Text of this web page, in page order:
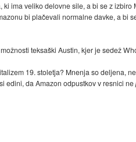
ima veliko delovne sile, a bi se z
bi plačevali normalne davke, a bi
teksaški Austin, kjer je sedež
19. stoletja? Mnenja so deljena,
edini, da Amazon odpustkov v resnici ne